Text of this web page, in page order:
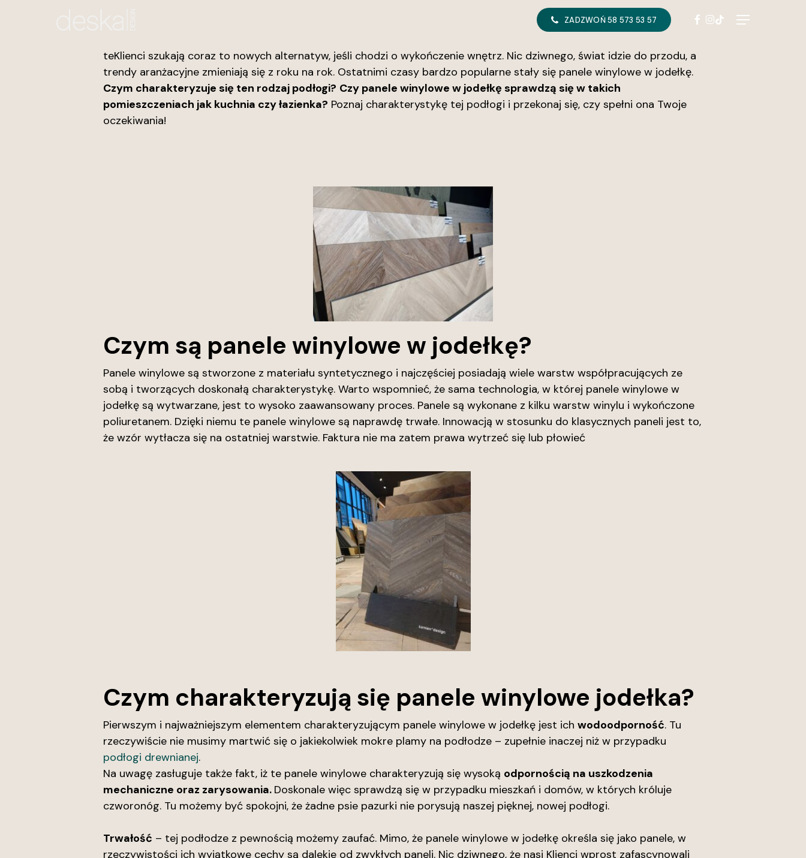
ZADZWOŃ 58 573 53 57 Menu
FACEBOOK
INSTAGRAM
TIKTOK
teKlienci szukają coraz to nowych alternatyw, jeśli chodzi o wykończenie wnętrz. Nic dziwnego, świat idzie do przodu, a
trendy aranżacyjne zmieniają się z roku na rok. Ostatnimi czasy bardzo popularne stały się panele winylowe w jodełkę.
Czym charakteryzuje się ten rodzaj podłogi? Czy panele winylowe w jodełkę sprawdzą się w takich
pomieszczeniach jak kuchnia czy łazienka? Poznaj charakterystykę tej podłogi i przekonaj się, czy spełni ona Twoje
oczekiwania!
Czym są panele winylowe w jodełkę?
Panele winylowe są stworzone z materiału syntetycznego i najczęściej posiadają wiele warstw współpracujących ze
sobą i tworzących doskonałą charakterystykę. Warto wspomnieć, że sama technologia, w której panele winylowe w
jodełkę są wytwarzane, jest to wysoko zaawansowany proces. Panele są wykonane z kilku warstw winylu i wykończone
poliuretanem. Dzięki niemu te panele winylowe są naprawdę trwałe. Innowacją w stosunku do klasycznych paneli jest to,
że wzór wytłacza się na ostatniej warstwie. Faktura nie ma zatem prawa wytrzeć się lub płowieć
Czym charakteryzują się panele winylowe jodełka?
Pierwszym i najważniejszym elementem charakteryzującym panele winylowe w jodełkę jest ich wodoodporność. Tu
rzeczywiście nie musimy martwić się o jakiekolwiek mokre plamy na podłodze – zupełnie inaczej niż w przypadku
podłogi drewnianej.
Na uwagę zasługuje także fakt, iż te panele winylowe charakteryzują się wysoką odpornością na uszkodzenia
mechaniczne oraz zarysowania. Doskonale więc sprawdzą się w przypadku mieszkań i domów, w których króluje
czworonóg. Tu możemy być spokojni, że żadne psie pazurki nie porysują naszej pięknej, nowej podłogi.
Trwałość – tej podłodze z pewnością możemy zaufać. Mimo, że panele winylowe w jodełkę określa się jako panele, w
rzeczywistości ich wyjątkowe cechy są dalekie od zwykłych paneli. Nic dziwnego, że nasi Klienci wprost zafascynowali